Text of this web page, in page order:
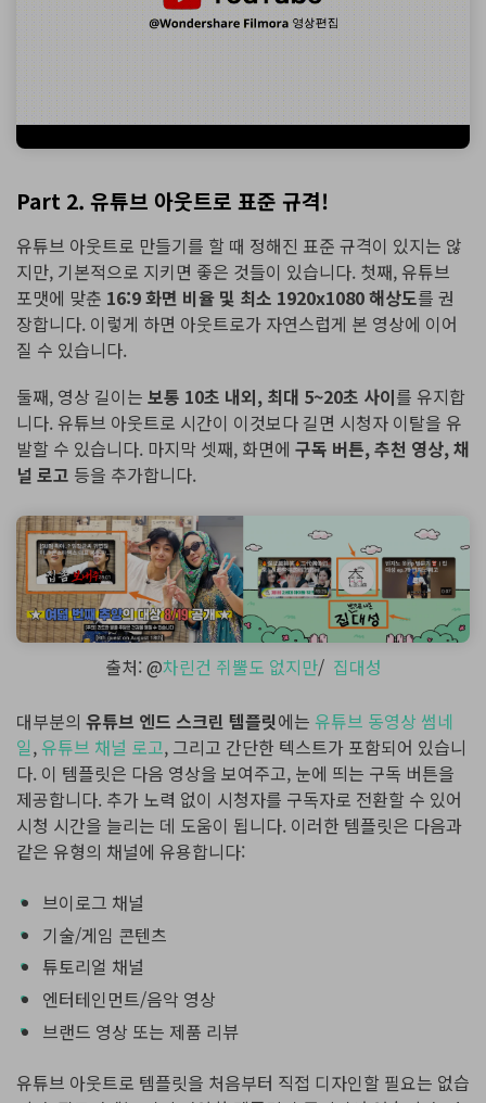
Part 2. 유튜브 아웃트로 표준 규격!
유튜브 아웃트로 만들기를 할 때 정해진 표준 규격이 있지는 않
지만, 기본적으로 지키면 좋은 것들이 있습니다. 첫째, 유튜브
포맷에 맞춘 16:9 화면 비율 및 최소 1920x1080 해상도를 권
장합니다. 이렇게 하면 아웃트로가 자연스럽게 본 영상에 이어
질 수 있습니다.
둘째, 영상 길이는 보통 10초 내외, 최대 5~20초 사이를 유지합
니다. 유튜브 아웃트로 시간이 이것보다 길면 시청자 이탈을 유
발할 수 있습니다. 마지막 셋째, 화면에 구독 버튼, 추천 영상, 채
널 로고 등을 추가합니다.
출처: @차린건 쥐뿔도 없지만/ 집대성
대부분의 유튜브 엔드 스크린 템플릿에는 유튜브 동영상 썸네
일,유튜브 채널 로고, 그리고 간단한 텍스트가 포함되어 있습니
다. 이 템플릿은 다음 영상을 보여주고, 눈에 띄는 구독 버튼을
제공합니다. 추가 노력 없이 시청자를 구독자로 전환할 수 있어
시청 시간을 늘리는 데 도움이 됩니다. 이러한 템플릿은 다음과
같은 유형의 채널에 유용합니다:
브이로그 채널
기술/게임 콘텐츠
튜토리얼 채널
엔터테인먼트/음악 영상
브랜드 영상 또는 제품 리뷰
유튜브 아웃트로 템플릿을 처음부터 직접 디자인할 필요는 없습